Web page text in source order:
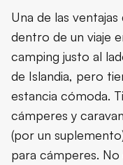
Una de las
dentro de un viaje
camping justo al
de Islandia, pero
estancia cómoda.
cámperes y
(por un
para cámperes.